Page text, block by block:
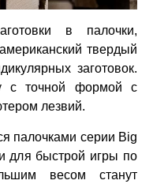
в палочки,
твердый
заготовок.
с точной формой с
лезвий.
палочками серии Big
для быстрой игры по
весом станут